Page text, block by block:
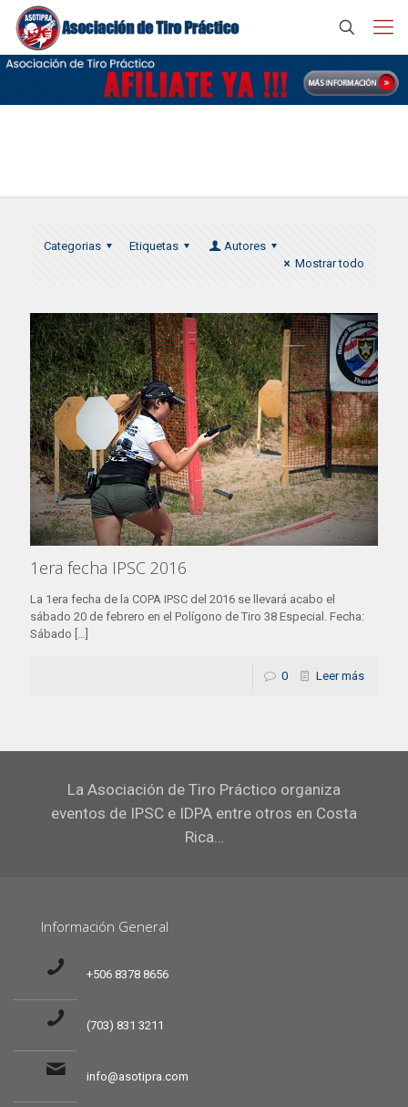
Categorias Etiquetas
Autores
Mostrar todo
1era fecha IPSC 2016
La 1era fecha de la COPA IPSC del 2016 se llevará acabo el
sábado 20 de febrero en el Polígono de Tiro 38 Especial. Fecha:
Sábado
0 Leer más
La Asociación de Tiro Práctico organiza
eventos de IPSC e IDPA entre otros en Costa
Rica…
Información General
+506 8378 8656
(703) 831 3211
info@asotipra.com